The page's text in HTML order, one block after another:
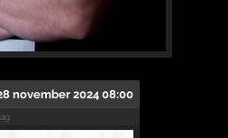
november 2024 08:00